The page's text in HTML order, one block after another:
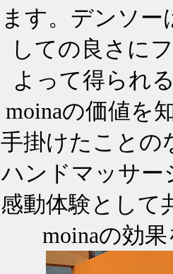
ます。デンソ
しての良さに
よって得られ
moinaの価値を
手掛けたことの
ハンドマッサー
感動体験として
moinaの効